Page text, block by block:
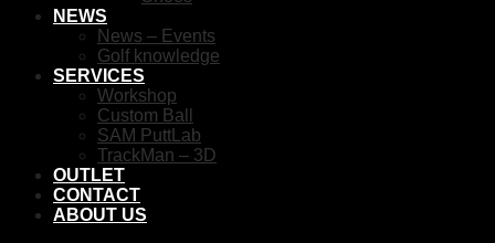
NEWS
News – Events
Golf knowledge
SERVICES
Workshop
Custom Ball
SAM PuttLab
TrackMan – 3D
OUTLET
CONTACT
ABOUT US